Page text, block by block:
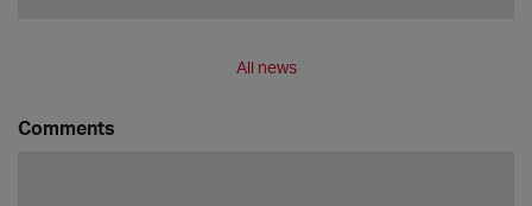
All news
Comments